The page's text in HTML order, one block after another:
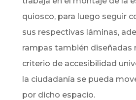
quiosco, para luego seguir
sus respectivas láminas,
rampas también diseñadas
criterio de accesibilidad
la ciudadanía se pueda
por dicho espacio.